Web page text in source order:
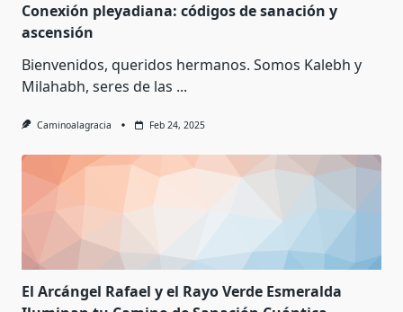
Conexión pleyadiana: códigos de sanación y
ascensión
Bienvenidos, queridos hermanos. Somos Kalebh y
Milahabh, seres de las ...
Caminoalagracia Feb 24, 2025
El Arcángel Rafael y el Rayo Verde Esmeralda